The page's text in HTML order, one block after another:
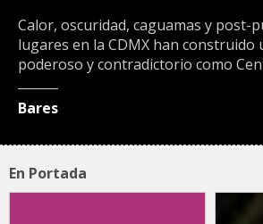
Calor, oscuridad, caguamas y post-
lugares en la CDMX han construido
poderoso y contradictorio como
Bares
En Portada